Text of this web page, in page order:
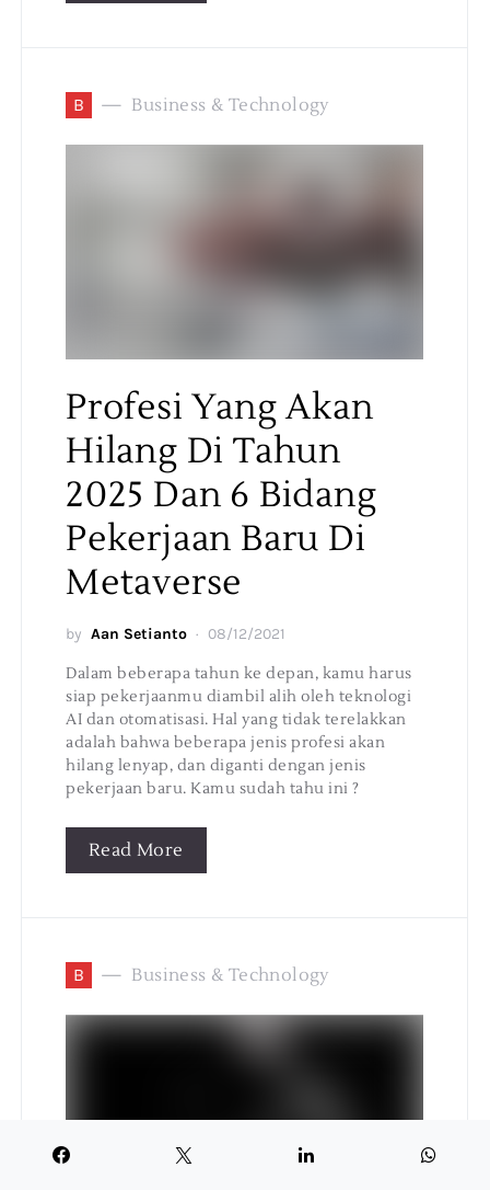
B Business & Technology
Profesi Yang Akan
Hilang Di Tahun
2025 Dan 6 Bidang
Pekerjaan Baru Di
Metaverse
by Aan Setianto 08/12/2021
Dalam beberapa tahun ke depan, kamu harus
siap pekerjaanmu diambil alih oleh teknologi
AI dan otomatisasi. Hal yang tidak terelakkan
adalah bahwa beberapa jenis profesi akan
hilang lenyap, dan diganti dengan jenis
pekerjaan baru. Kamu sudah tahu ini ?
Read More
B Business & Technology